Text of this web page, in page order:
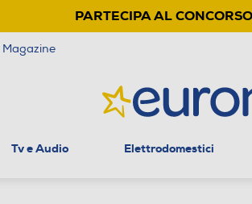
PARTECIPA AL
Magazine
Tv e Audio Elettrodomestici